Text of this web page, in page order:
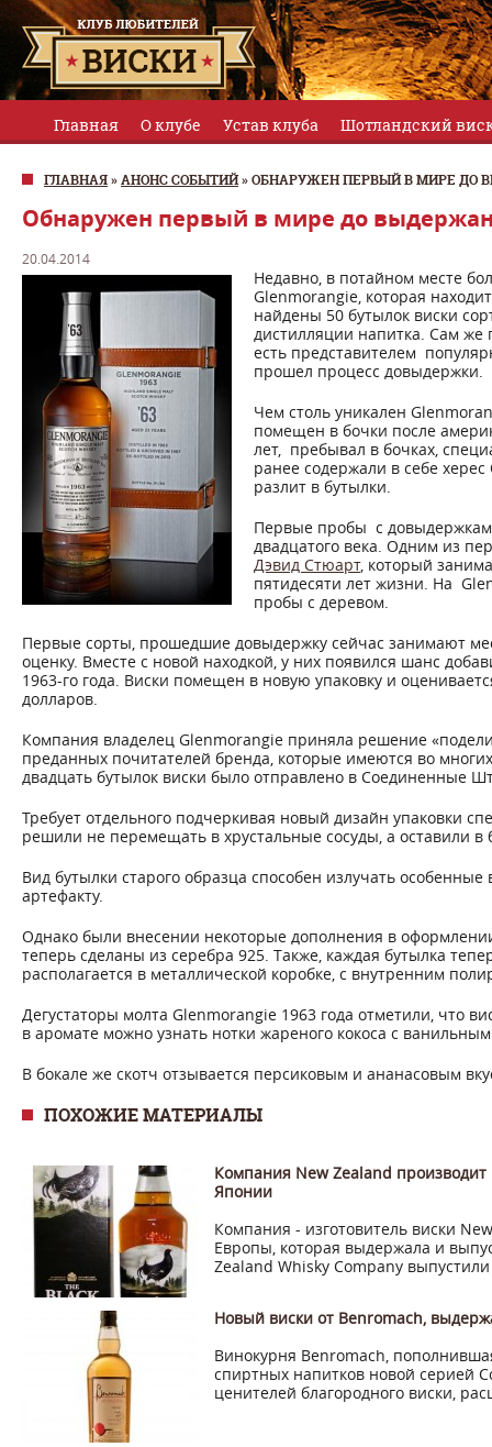
Главная О клубе Устав клуба Шотландский
ГЛАВНАЯ»АНОНС СОБЫТИЙ»ОБНАРУЖЕН ПЕРВЫЙ В МИРЕ ДО
Обнаружен первый в мире до
20.04.2014
Недавно, в потайном месте
Glenmorangie, которая
найдены 50 бутылок виски
дистилляции напитка. Сам же
есть представителем
прошел процесс довыдержки.
Чем столь уникален
помещен в бочки после
лет, пребывал в бочках,
ранее содержали в себе
разлит в бутылки.
Первые пробы с
двадцатого века. Одним из
Дэвид Стюарт, который
пятидесяти лет жизни. На
пробы с деревом.
Первые сорты, прошедшие довыдержку сейчас занимают
оценку. Вместе с новой находкой, у них появился шанс
1963-го года. Виски помещен в новую упаковку и
долларов.
Компания владелец Glenmorangie приняла решение
преданных почитателей бренда, которые имеются во
двадцать бутылок виски было отправлено в Соединенные
Требует отдельного подчеркивая новый дизайн упаковки
решили не перемещать в хрустальные сосуды, а оставили в
Вид бутылки старого образца способен излучать
артефакту.
Однако были внесении некоторые дополнения в
теперь сделаны из серебра 925. Также, каждая бутылка
располагается в металлической коробке, с внутренним
Дегустаторы молта Glenmorangie 1963 года отметили, что
в аромате можно узнать нотки жареного кокоса с
В бокале же скотч отзывается персиковым и ананасовым
ПОХОЖИЕ МАТЕРИАЛЫ
Компания New Zealand
Японии
Компания - изготовитель виски
Европы, которая выдержала и
Zealand Whisky Company
Новый виски от Benromach,
Винокурня Benromach,
спиртных напитков новой серией
ценителей благородного виски,